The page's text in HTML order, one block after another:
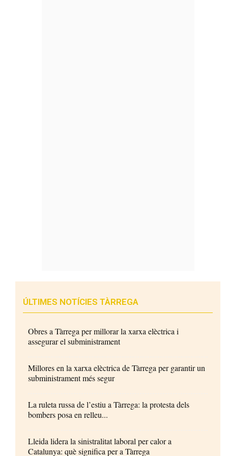
ÚLTIMES NOTÍCIES TÀRREGA
Obres a Tàrrega per millorar la xarxa elèctrica i
assegurar el subministrament
Millores en la xarxa elèctrica de Tàrrega per garantir un
subministrament més segur
La ruleta russa de l’estiu a Tàrrega: la protesta dels
bombers posa en relleu...
Lleida lidera la sinistralitat laboral per calor a
Catalunya: què significa per a Tàrrega